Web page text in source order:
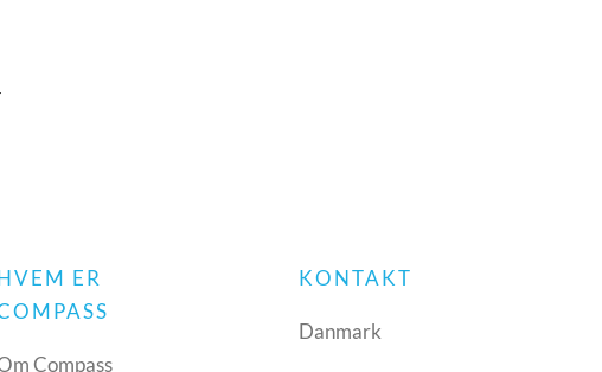
ER
Compass
KONTAKT
Danmark